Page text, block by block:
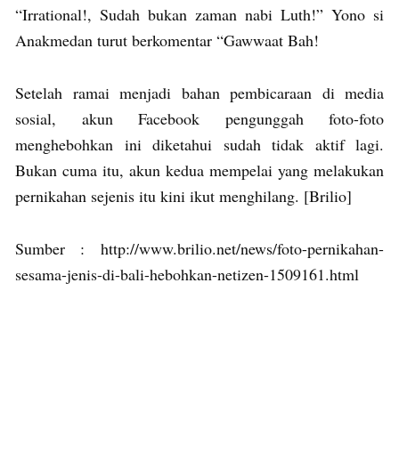
“Irrational!, Sudah bukan zaman nabi Luth!” Yono si
Anakmedan turut berkomentar “Gawwaat Bah!
Setelah ramai menjadi bahan pembicaraan di media
sosial, akun Facebook pengunggah foto-foto
menghebohkan ini diketahui sudah tidak aktif lagi.
Bukan cuma itu, akun kedua mempelai yang melakukan
pernikahan sejenis itu kini ikut menghilang. [Brilio]
Sumber : http://www.brilio.net/news/foto-pernikahan-
sesama-jenis-di-bali-hebohkan-netizen-1509161.html